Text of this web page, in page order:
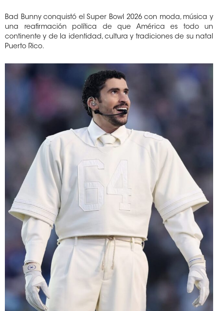
Bad Bunny conquistó el Super Bowl 2026 con moda, música y
una reafirmación política de que América es todo un
continente y de la identidad, cultura y tradiciones de su natal
Puerto Rico.